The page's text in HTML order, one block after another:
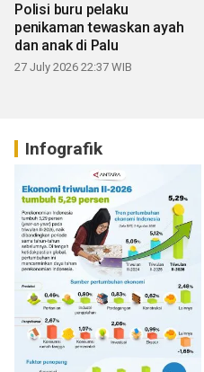
Polisi buru pelaku
penikaman tewaskan ayah
dan anak di Palu
27 July 2026 22:37 WIB
Infografik